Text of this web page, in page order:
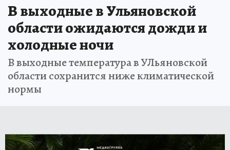
В выходные в Ульяновской
области ожидаются дожди и
холодные ночи
В выходные температура в УЛьяновской
области сохранится ниже климатической
нормы